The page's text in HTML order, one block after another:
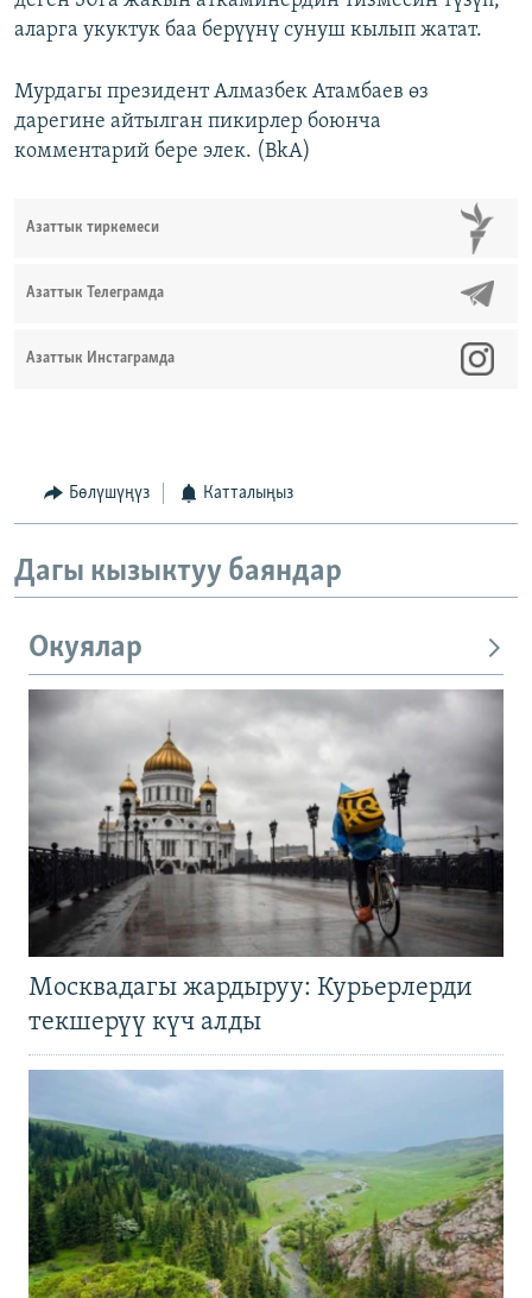
аларга укуктук баа берүүнү сунуш кылып жатат.
Мурдагы президент Алмазбек Атамбаев өз
дарегине айтылган пикирлер боюнча
комментарий бере элек. (BkA)
Азаттык тиркемеси
Азаттык Телеграмда
Азаттык Инстаграмда
Бөлүшүңүз Катталыңыз
Дагы кызыктуу баяндар
Окуялар
Москвадагы жардыруу: Курьерлерди
текшерүү күч алды